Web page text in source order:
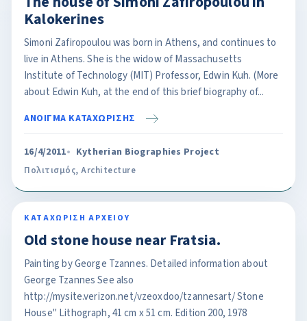
Kalokerines
Simoni Zafiropoulou was born in Athens, and continues to
live in Athens. She is the widow of Massachusetts
Institute of Technology (MIT) Professor, Edwin Kuh. (More
about Edwin Kuh, at the end of this brief biography of...
ΑΝΟΙΓΜΑ ΚΑΤΑΧΩΡΙΣΗΣ
16/4/2011 Kytherian Biographies Project
Πολιτισμός,Architecture
ΚΑΤΑΧΩΡΙΣΗ ΑΡΧΕΙΟΥ
Old stone house near Fratsia.
Painting by George Tzannes. Detailed information about
George Tzannes See also
http://mysite.verizon.net/vzeoxdoo/tzannesart/ Stone
House" Lithograph, 41 cm x 51 cm. Edition 200, 1978